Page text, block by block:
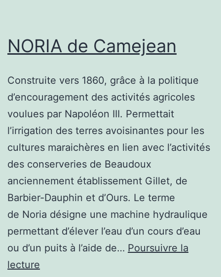
NORIA de Camejean
Construite vers 1860, grâce à la politique
d’encouragement des activités agricoles
voulues par Napoléon III. Permettait
l’irrigation des terres avoisinantes pour les
cultures maraichères en lien avec l’activités
des conserveries de Beaudoux
anciennement établissement Gillet, de
Barbier-Dauphin et d’Ours. Le terme
de Noria désigne une machine hydraulique
permettant d’élever l’eau d’un cours d’eau
ou d’un puits à l’aide de… Poursuivre la
lecture